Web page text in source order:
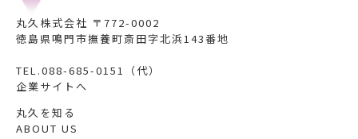
丸久株式会社 〒772-0002
徳島県鳴門市撫養町斎田字北浜143番地
TEL.088-685-0151（代）
企業サイトへ
丸久を知る
ABOUT US